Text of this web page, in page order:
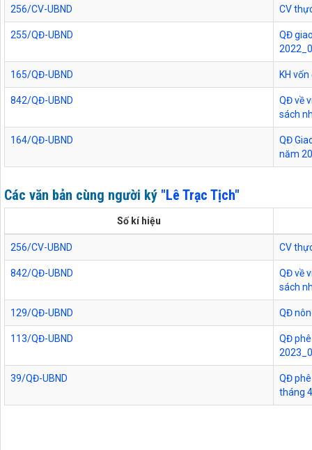
256/CV-UBND CV
255/QĐ-UBND
QĐ
165/QĐ-UBND KH
842/QĐ-UBND
QĐ về
sách
164/QĐ-UBND
QĐ
năm
Các văn bản cùng người ký "Lê Trạc Tịch"
Số kí hiệu
256/CV-UBND CV
842/QĐ-UBND
QĐ về
sách
129/QĐ-UBND QĐ
113/QĐ-UBND
QĐ
39/QĐ-UBND
QĐ
tháng